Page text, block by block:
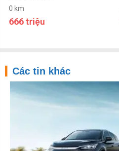
0 km
666 triệu
Các tin khác